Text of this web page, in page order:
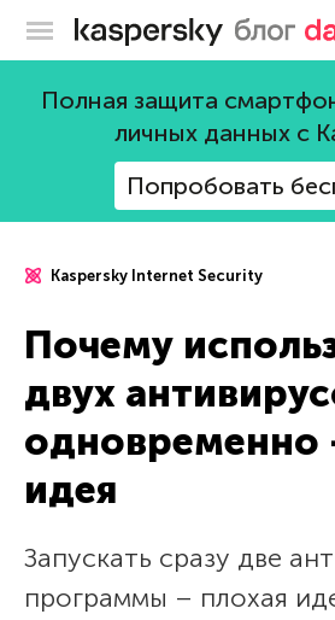
Блог
Полная защита
личных данных с
Попробовать
Kaspersky Internet Security
Почему
двух
одновременно
идея
Запускать сразу две
программы – плохая